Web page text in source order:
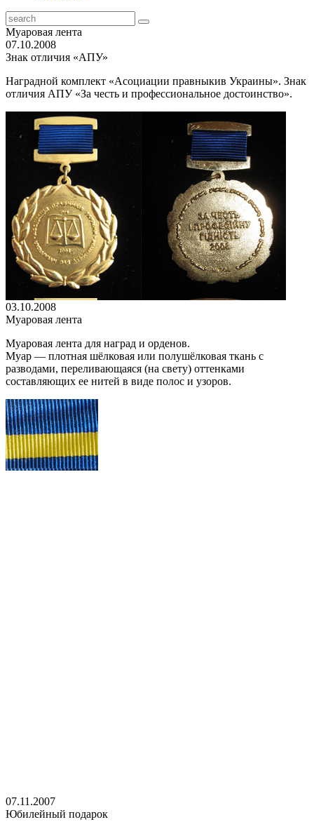
Муаровая лента
07.10.2008
Знак отличия «АПУ»
Наградной комплект «Асоциации правныкив Украины». Знак
отличия АПУ «За честь и профессиональное достоинство».
03.10.2008
Муаровая лента
Муаровая лента для наград и орденов.
Муар — плотная шёлковая или полушёлковая ткань с
разводами, переливающаяся (на свету) оттенками
составляющих ее нитей в виде полос и узоров.
07.11.2007
Юбилейный подарок